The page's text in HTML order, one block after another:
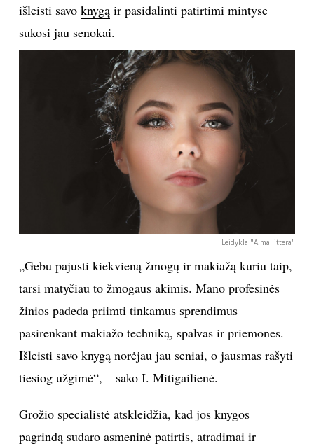
MENAS
INTERJERAS
NAMAI
VIRTUVĖ
RECEPTAI
NELAIMĖS
išleisti savo knygąir pasidalinti patirtimi mintyse
sukosi jau senokai.
Leidykla "Alma littera"
„Gebu pajusti kiekvieną žmogų ir makiažąkuriu taip,
tarsi matyčiau to žmogaus akimis. Mano profesinės
žinios padeda priimti tinkamus sprendimus
pasirenkant makiažo techniką, spalvas ir priemones.
Išleisti savo knygą norėjau jau seniai, o jausmas rašyti
tiesiog užgimė“, – sako I. Mitigailienė.
Grožio specialistė atskleidžia, kad jos knygos
pagrindą sudaro asmeninė patirtis, atradimai ir